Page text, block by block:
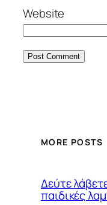
Website
MORE POSTS
Δεύτε
παιδικές